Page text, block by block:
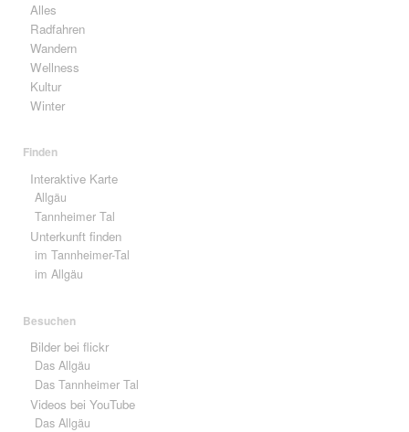
Alles
Radfahren
Wandern
Wellness
Kultur
Winter
Finden
Interaktive Karte
Allgäu
Tannheimer Tal
Unterkunft finden
im Tannheimer-Tal
im Allgäu
Besuchen
Bilder bei flickr
Das Allgäu
Das Tannheimer Tal
Videos bei YouTube
Das Allgäu